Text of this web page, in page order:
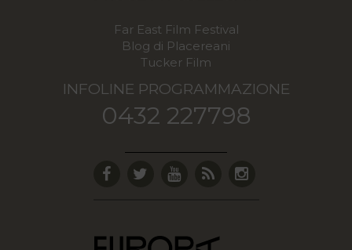
Far East Film Festival
Blog di Placereani
Tucker Film
INFOLINE PROGRAMMAZIONE
0432 227798